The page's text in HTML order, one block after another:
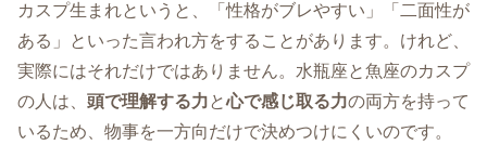
カスプ生まれというと、「性格がブレやすい」「二面性が
ある」といった言われ方をすることがあります。けれど、
実際にはそれだけではありません。水瓶座と魚座のカスプ
の人は、 頭で理解する力と心で感じ取る力の両方を持って
いるため、物事を一方向だけで決めつけにくいのです。